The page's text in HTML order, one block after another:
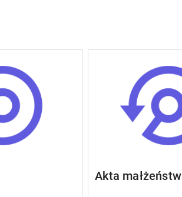
Akta małżeństw